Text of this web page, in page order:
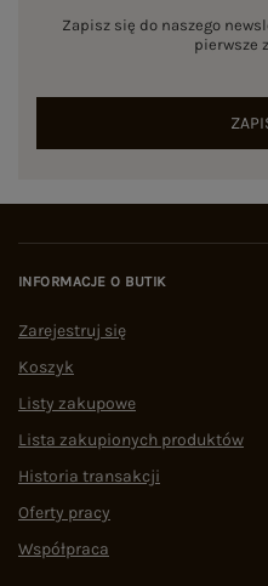
Zapisz się do naszego
pierwsze
INFORMACJE O BUTIK
Zarejestruj się
Koszyk
Listy zakupowe
Lista zakupionych produktów
Historia transakcji
Oferty pracy
Współpraca